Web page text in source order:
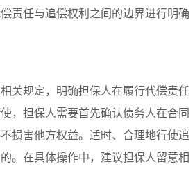
责任与追偿权利之间的边界进行明确
关规定，明确担保人在履行代偿责任
，担保人需要首先确认债务人在合同
损害他方权益。适时、合理地行使追
。在具体操作中，建议担保人留意相